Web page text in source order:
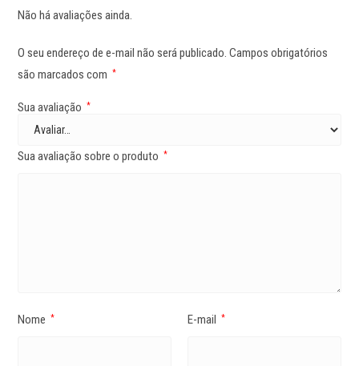
Não há avaliações ainda.
O seu endereço de e-mail não será publicado. Campos obrigatórios
são marcados com
*
Sua avaliação *
Sua avaliação sobre o produto *
Nome * E-mail *